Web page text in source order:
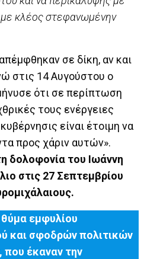
με κλέος στεφανωμένην
σε δίκη, αν και
στις 14 Αυγούστου ο
ότι σε περίπτωση
τους ενέργειες
είναι έτοιμη να
προς χάριν αυτών».
δολοφονία του Ιωάννη
στις 27 Σεπτεμβρίου
εμφυλίου
και σφοδρών πολιτικών
έκαναν την